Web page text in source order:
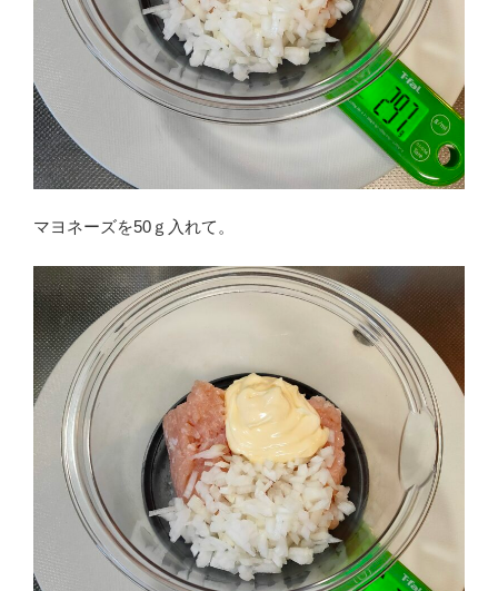
マヨネーズを50ｇ入れて。